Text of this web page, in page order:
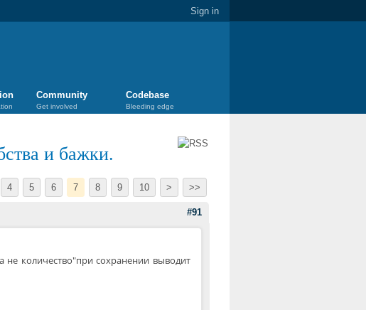
Sign in
Community
Get involved
Codebase
Bleeding edge
и бажки.
4 5 6 7 8 9 10 > >>
#91
не количество"при сохранении выводит